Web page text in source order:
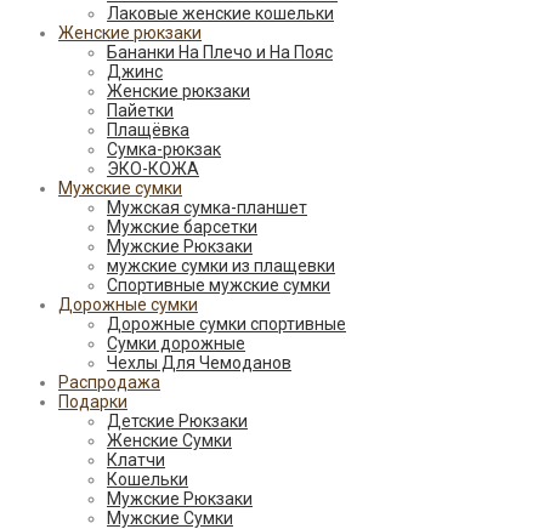
Лаковые женские кошельки
Женские рюкзаки
Бананки На Плечо и На Пояс
Джинс
Женские рюкзаки
Пайетки
Плащёвка
Сумка-рюкзак
ЭКО-КОЖА
Мужские сумки
Мужская сумка-планшет
Мужские барсетки
Мужские Рюкзаки
мужские сумки из плащевки
Спортивные мужские сумки
Дорожные сумки
Дорожные сумки спортивные
Сумки дорожные
Чехлы Для Чемоданов
Распродажа
Подарки
Детские Рюкзаки
Женские Сумки
Клатчи
Кошельки
Мужские Рюкзаки
Мужские Сумки